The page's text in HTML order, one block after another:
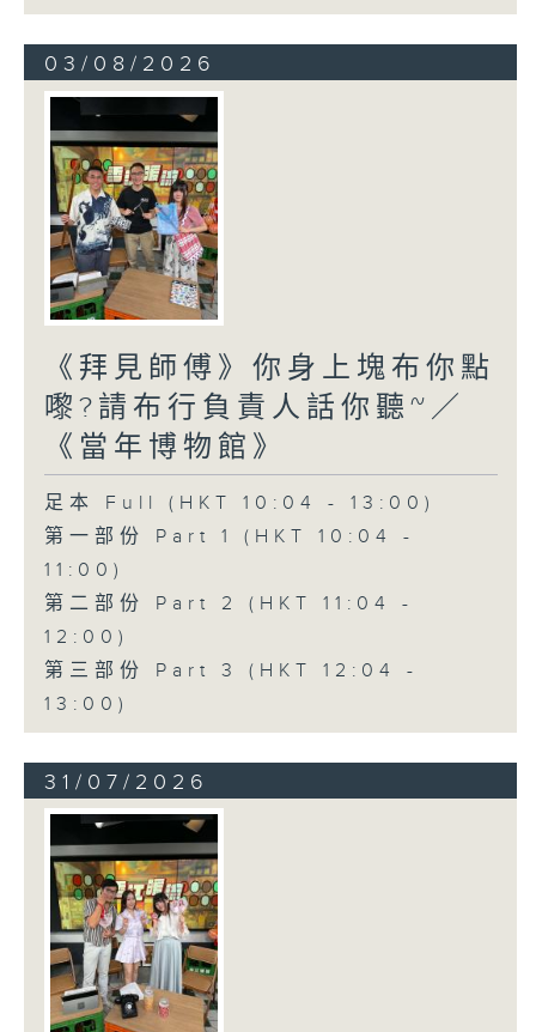
03/08/2026
《拜見師傅》你身上塊布你點
嚟?請布行負責人話你聽~／
《當年博物館》
足本 Full (HKT 10:04 - 13:00)
第一部份 Part 1 (HKT 10:04 -
11:00)
第二部份 Part 2 (HKT 11:04 -
12:00)
第三部份 Part 3 (HKT 12:04 -
13:00)
31/07/2026